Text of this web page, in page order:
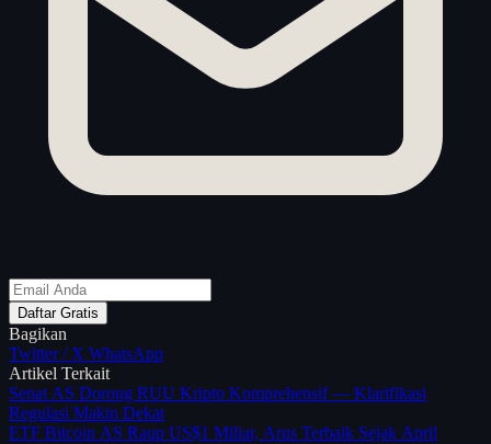
Daftar Gratis
Bagikan
Twitter / X WhatsApp
Artikel Terkait
Senat AS Dorong RUU Kripto Komprehensif — Klarifikasi
Regulasi Makin Dekat
ETF Bitcoin AS Raup US$1 Miliar, Arus Terbaik Sejak April